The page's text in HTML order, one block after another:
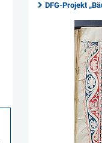
DFG-Projekt